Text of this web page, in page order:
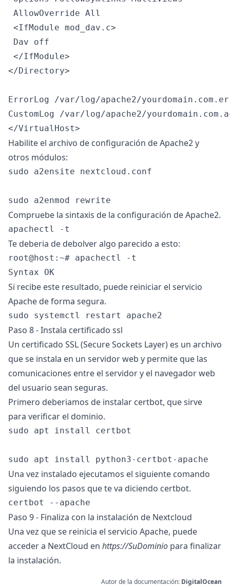
AllowOverride All
<IfModule mod_dav.c>
Dav off
</IfModule>
</Directory>
ErrorLog /var/log/apache2/
CustomLog /var/log/apache2/
Habilite el archivo de configuración de Apache2 y
otros módulos:
sudo a2ensite nextcloud.conf
Compruebe la sintaxis de la configuración de Apache2.
Te deberia de debolver algo parecido a esto:
root@host:~# apachectl -t
Si recibe este resultado, puede reiniciar el servicio
Apache de forma segura.
Paso 8 - Instala certificado ssl
Un certificado SSL (Secure Sockets Layer) es un archivo
que se instala en un servidor web y permite que las
comunicaciones entre el servidor y el navegador web
del usuario sean seguras.
Primero deberiamos de instalar certbot, que sirve
para verificar el dominio.
sudo apt install certbot
Una vez instalado ejecutamos el siguiente comando
siguiendo los pasos que te va diciendo certbot.
Paso 9 - Finaliza con la instalación de Nextcloud
Una vez que se reinicia el servicio Apache, puede
acceder a NextCloud en https://SuDominio para finalizar
la instalación.
Autor de la documentación: DigitalOcean